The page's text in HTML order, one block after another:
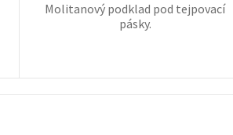
Molitanový podklad pod tejpovací
pásky.